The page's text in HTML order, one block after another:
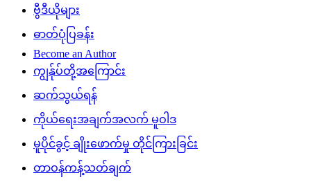
ဗွီဒီယိုများ
ဓာတ်ပုံပြခန်း
Become an Author
ကျွန်ုပ်တို့အကြောင်း
ဆက်သွယ်ရန်
ကိုယ်ရေးအချက်အလက် မူဝါဒ
မူပိုင်ခွင့် ချိုးဖောက်မှု တိုင်ကြားခြင်း
တာဝန်ကန့်သတ်ချက်